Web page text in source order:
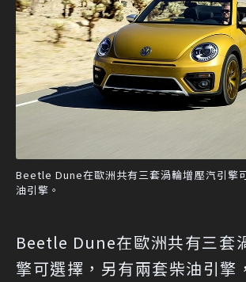
Beetle Dune在歐洲共有三套渦輪增壓汽引擎
油引擎。
Beetle Dune在歐洲共有三套
擎可選擇，另有兩套柴油引擎